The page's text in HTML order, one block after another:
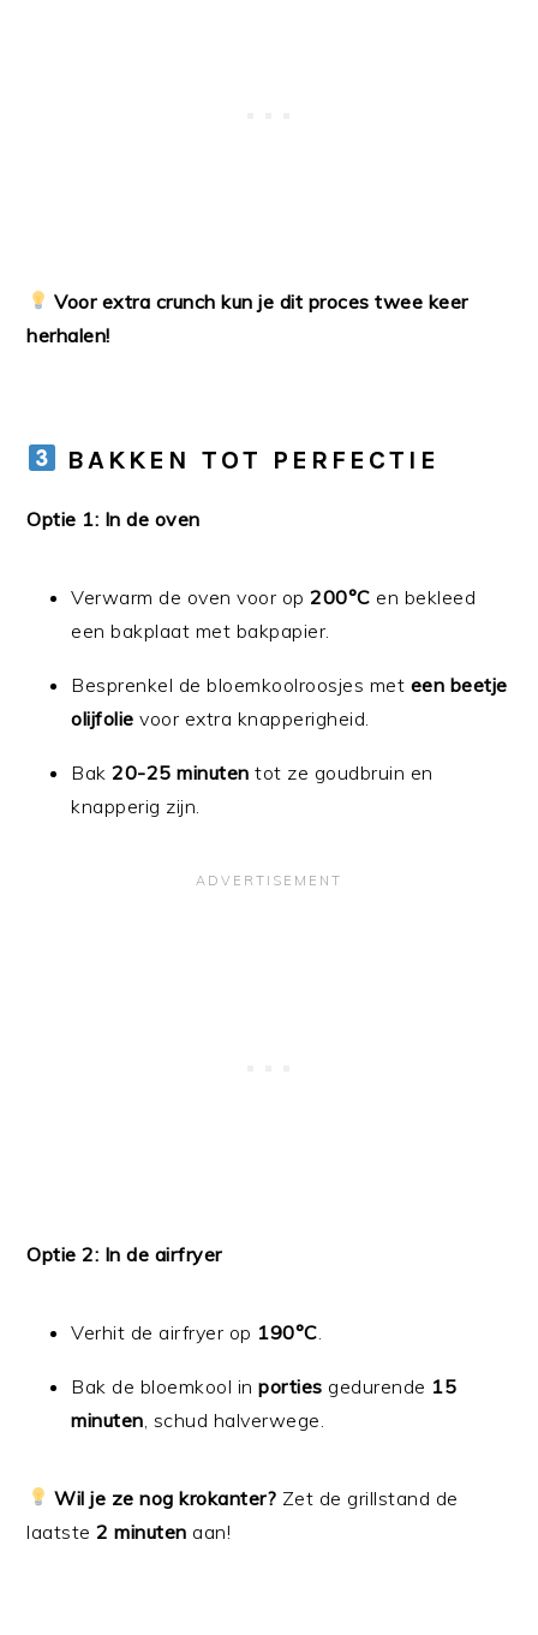
Voor extra crunch kun je dit proces twee keer
herhalen!
BAKKEN TOT PERFECTIE
Optie 1: In de oven
Verwarm de oven voor op200°C en bekleed
een bakplaat met bakpapier.
Besprenkel de bloemkoolroosjes met een beetje
olijfolie voor extra knapperigheid.
Bak20-25 minuten tot ze goudbruin en
knapperig zijn.
Optie 2: In de airfryer
Verhit de airfryer op 190°C
Bak de bloemkool inporties gedurende 15
minuten , schud halverwege.
Wil je ze nog krokanter? Zet de grillstand de
laatste2 minuten aan!